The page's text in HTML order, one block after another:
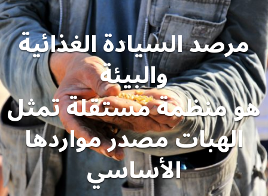
مرصد السيادة الغذائية
والبيئة
هو منظمة مستقلة تمثل
الهبات مصدر مواردها
الأساسي